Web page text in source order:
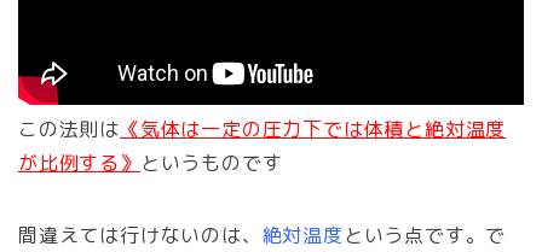
この法則は 《気体は一定の圧力下では体積と絶対温度
が比例する》 というものです
間違えては行けないのは、 絶対温度という点です。で